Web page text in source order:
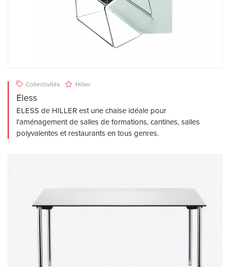
Collectivités Hiller
Eless
ELESS de HILLER est une chaise idéale pour
l'aménagement de salles de formations, cantines, salles
polyvalentes et restaurants en tous genres.